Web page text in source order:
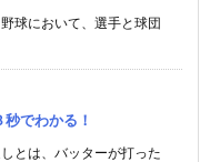
球において、選手と球団
でわかる！
とは、バッターが打った